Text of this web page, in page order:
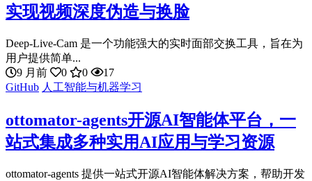
实现视频深度伪造与换脸
Deep-Live-Cam 是一个功能强大的实时面部交换工具，旨在为
用户提供简单...
9 月前
0 0
17
GitHub 人工智能与机器学习
ottomator-agents开源AI智能体平台，一
站式集成多种实用AI应用与学习资源
ottomator-agents 提供一站式开源AI智能体解决方案，帮助开发